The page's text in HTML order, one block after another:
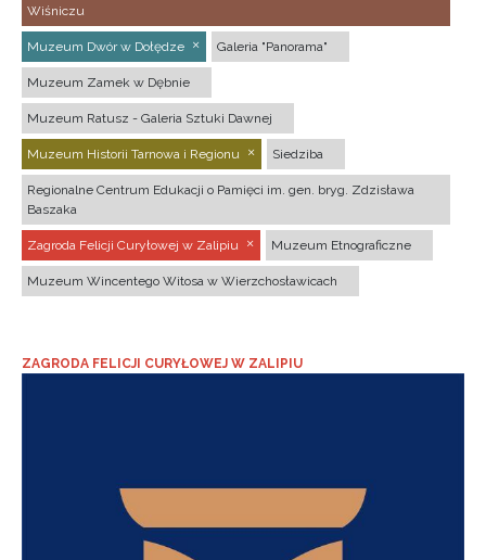
Wiśniczu
Muzeum Dwór w Dołędze Galeria "Panorama"
Muzeum Zamek w Dębnie
Muzeum Ratusz - Galeria Sztuki Dawnej
Muzeum Historii Tarnowa i Regionu Siedziba
Regionalne Centrum Edukacji o Pamięci im. gen. bryg. Zdzisława
Baszaka
Zagroda Felicji Curyłowej w Zalipiu Muzeum Etnograficzne
Muzeum Wincentego Witosa w Wierzchosławicach
ZAGRODA FELICJI CURYŁOWEJ W ZALIPIU